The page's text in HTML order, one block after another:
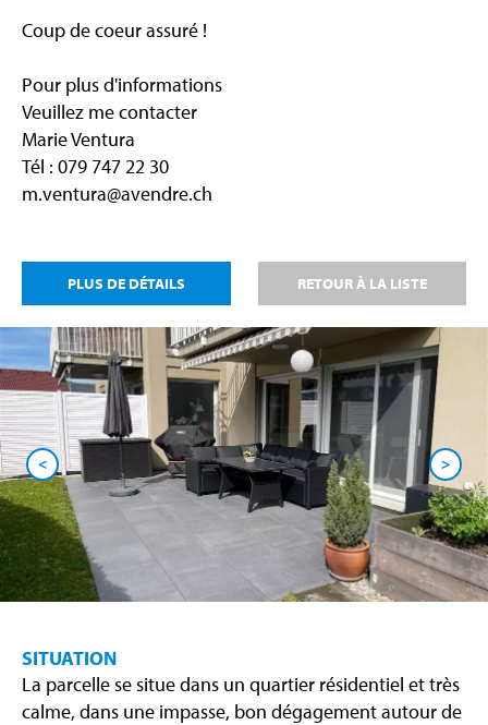
Coup de coeur assuré !
Pour plus d'informations
Veuillez me contacter
Marie Ventura
Tél : 079 747 22 30
m.ventura@avendre.ch
PLUS DE DÉTAILS RETOUR À LA LISTE
< >
SITUATION
La parcelle se situe dans un quartier résidentiel et très
calme, dans une impasse, bon dégagement autour de